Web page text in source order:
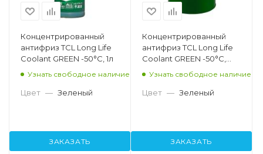
Концентрированный
антифриз TCL Long Life
Coolant GREEN -50°C, 1л
Узнать свободное наличие
Цвет — Зеленый
ЗАКАЗАТЬ
Концентрированный
антифриз TCL Long Life
Coolant GREEN -50°C,
Узнать свободное наличие
Цвет — Зеленый
ЗАКАЗАТЬ